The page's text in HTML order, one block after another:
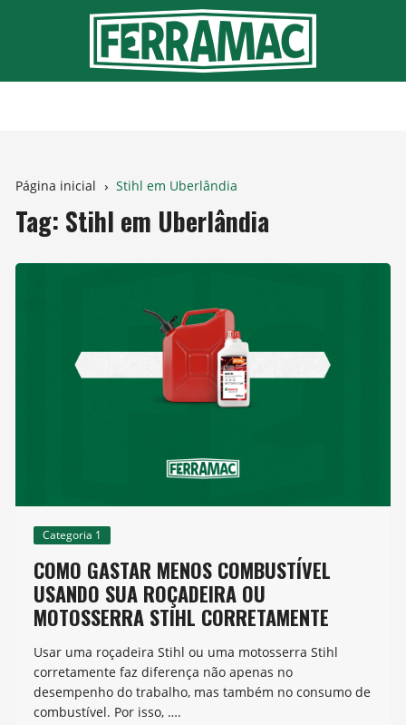
Página inicial Stihl em Uberlândia
Tag: Stihl em Uberlândia
Categoria 1
COMO GASTAR MENOS COMBUSTÍVEL
USANDO SUA ROÇADEIRA OU
MOTOSSERRA STIHL CORRETAMENTE
Usar uma roçadeira Stihl ou uma motosserra Stihl
corretamente faz diferença não apenas no
desempenho do trabalho, mas também no consumo de
combustível. Por isso, ….